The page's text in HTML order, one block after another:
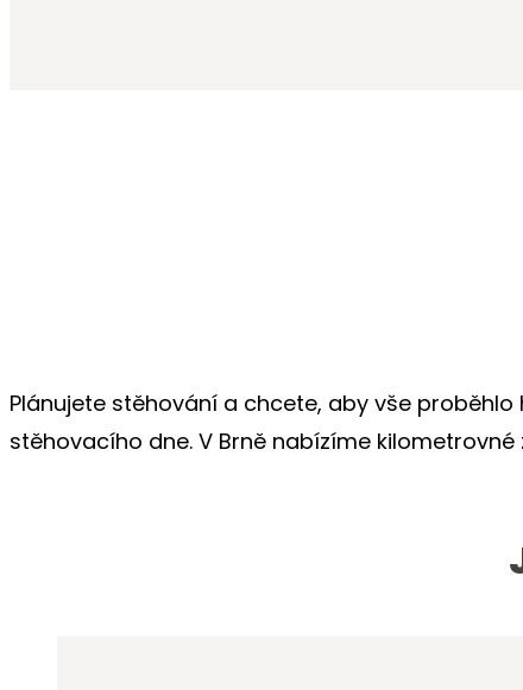
Plánujete stěhování a chcete, aby vše
stěhovacího dne. V Brně nabízíme